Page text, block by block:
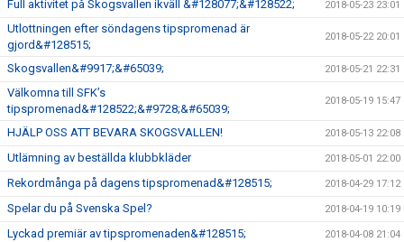
Full aktivitet på Skogsvallen ikväll &#128077;&#128522; 2018-05-23 23:01
Utlottningen efter söndagens tipspromenad är
gjord&#128515;
2018-05-22 20:01
Skogsvallen&#9917;&#65039; 2018-05-21 22:31
Välkomna till SFK’s
tipspromenad&#128522;&#9728;&#65039;
2018-05-19 15:47
HJÄLP OSS ATT BEVARA SKOGSVALLEN! 2018-05-13 22:08
Utlämning av beställda klubbkläder 2018-05-01 22:00
Rekordmånga på dagens tipspromenad&#128515; 2018-04-29 17:12
Spelar du på Svenska Spel? 2018-04-19 10:19
Lyckad premiär av tipspromenaden&#128515; 2018-04-08 21:04